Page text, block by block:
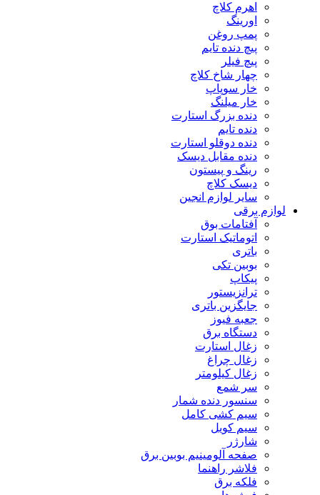
اهرم کلاچ
اورینگ
پمپ روغن
پیچ دنده تایم
پیچ فیلر
چهار شاخ کلاچ
خار سوپاپ
خار میلنگ
دنده بزرگ استارت
دنده تایم
دنده دوقلو استارت
دنده مقابل دیسک
رینگ و پیستون
دیسک کلاچ
سایر لوازم انجین
لوازم برقی
آفتامات بوق
اتوماتیک استارت
باتری
بوبین تکی
پیکاپ
ترانزیستور
جایگزین باتری
جعبه فیوز
دستگاه برق
زغال استارت
زغال چراغ
زغال کیلومتر
سر شمع
سنسور دنده شمار
سیم کشی کامل
سیم کویل
شارژر
صفحه آلومینیم بوبین برق
فلاشر راهنما
فلکه برق